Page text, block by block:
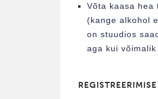
Võta kaasa hea
(kange alkohol
on stuudios
aga kui